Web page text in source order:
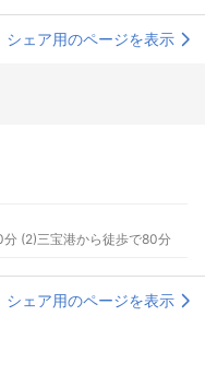
シェア用のページを表示
(1)青ヶ島ヘリポートから徒歩で20分 (2)三宝港から徒歩で80分
シェア用のページを表示